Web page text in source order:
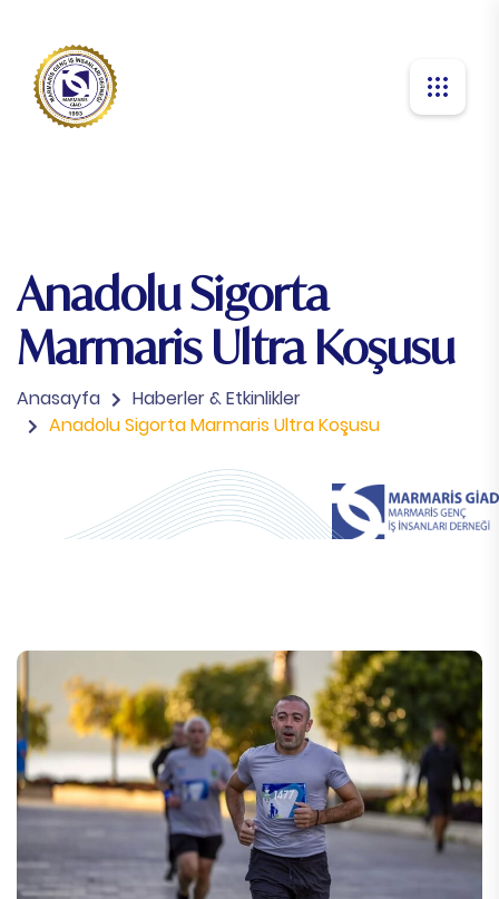
Anadolu Sigorta
Marmaris Ultra Koşusu
Anasayfa
Haberler & Etkinlikler
Anadolu Sigorta Marmaris Ultra Koşusu